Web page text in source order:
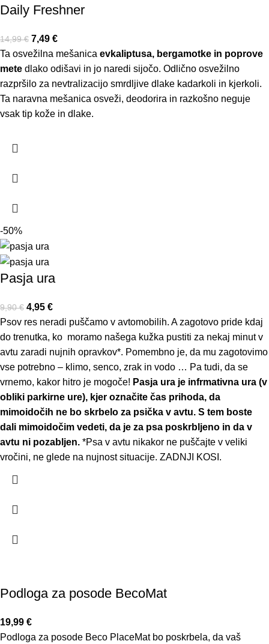
Daily Freshner
14,99€ 7,49 €
Ta osvežilna mešanica evkaliptusa, bergamotke in poprove
mete dlako odišavi in jo naredi sijočo. Odlično osvežilno
razpršilo za nevtralizacijo smrdljive dlake kadarkoli in kjerkoli.
Ta naravna mešanica osveži, deodorira in razkošno neguje
vsak tip kože in dlake.
-50%
Pasja ura
9,90€ 4,95 €
Psov res neradi puščamo v avtomobilih. A zagotovo pride kdaj
do trenutka, ko moramo našega kužka pustiti za nekaj minut v
avtu zaradi nujnih opravkov*. Pomembno je, da mu zagotovimo
vse potrebno – klimo, senco, zrak in vodo … Pa tudi, da se
vrnemo, kakor hitro je mogoče! Pasja ura je infrmativna ura (v
obliki parkirne ure), kjer označite čas prihoda, da
mimoidočih ne bo skrbelo za psička v avtu. S tem boste
dali mimoidočim vedeti, da je za psa poskrbljeno in da v
avtu ni pozabljen. *Psa v avtu nikakor ne puščajte v veliki
vročini, ne glede na nujnost situacije. ZADNJI KOSI.
Podloga za posode BecoMat
19,99 €
Podloga za posode Beco PlaceMat bo poskrbela, da vaš